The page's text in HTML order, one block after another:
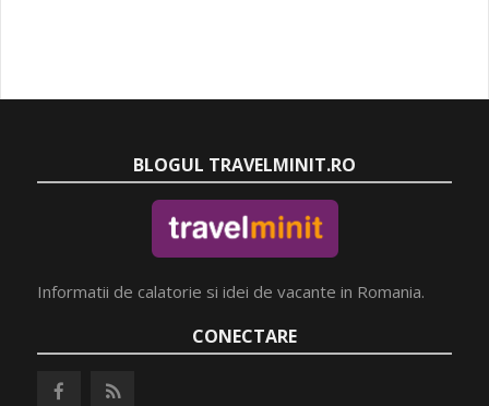
BLOGUL TRAVELMINIT.RO
Informatii de calatorie si idei de vacante in Romania.
CONECTARE